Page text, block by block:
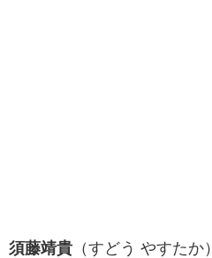
須藤靖貴 （すどう やすたか）